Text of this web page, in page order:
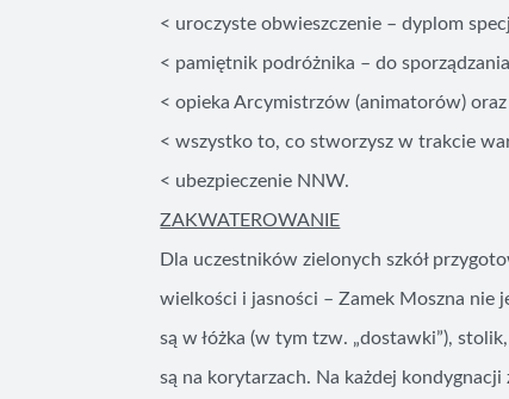
˂ uroczyste obwieszczenie – dyplom
˂ pamiętnik podróżnika – do
˂ opieka Arcymistrzów (animatorów) oraz
˂ wszystko to, co stworzysz w trakcie
˂ ubezpieczenie NNW.
ZAKWATEROWANIE
Dla uczestników zielonych szkół
wielkości i jasności – Zamek Moszna nie
są w łóżka (w tym tzw. „dostawki”),
są na korytarzach. Na każdej